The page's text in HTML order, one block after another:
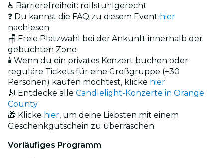
♿ Barrierefreiheit: rollstuhlgerecht
❓ Du kannst die FAQ zu diesem Event hier
nachlesen
🪑 Freie Platzwahl bei der Ankunft innerhalb der
gebuchten Zone
🕯️ Wenn du ein privates Konzert buchen oder
reguläre Tickets für eine Großgruppe (+30
Personen) kaufen möchtest, klicke hier
🎻 Entdecke alle Candlelight-Konzerte in Orange
County
🎁 Klicke hier, um deine Liebsten mit einem
Geschenkgutschein zu überraschen
Vorläufiges Programm